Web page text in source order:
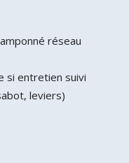
réseau
si entretien suivi
leviers)